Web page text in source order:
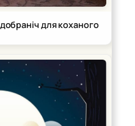
для коханого